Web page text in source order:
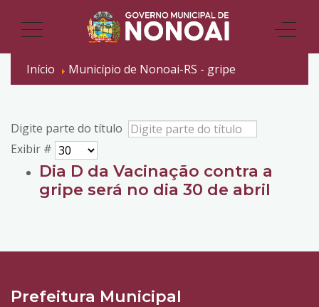
Início Município de Nonoai-RS - gripe
Digite parte do título
Exibir #
Dia D da Vacinação contra a
gripe será no dia 30 de abril
Prefeitura Municipal